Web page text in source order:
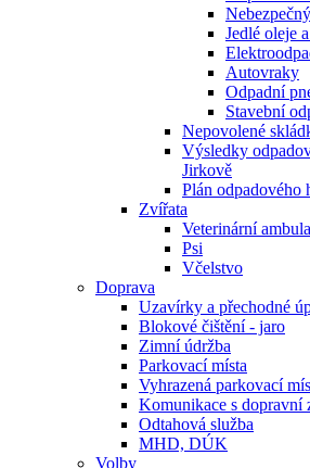
Jedlé oleje
Autovraky
Odpadní
Stavební
Nepovolené
Výsledky
Jirkově
Plán odpadového
Zvířata
Veterinární
Psi
Včelstvo
Doprava
Uzavírky a přechodné
Blokové čištění - jaro
Zimní údržba
Parkovací místa
Vyhrazená parkovací
Komunikace s dopravní
Odtahová služba
MHD, DÚK
Volby